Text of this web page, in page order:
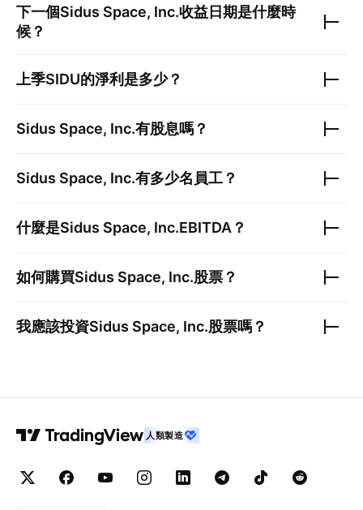
下一個Sidus Space, Inc.收益日期是什麼時
候？
上季SIDU的淨利是多少？
Sidus Space, Inc.有股息嗎？
Sidus Space, Inc.有多少名員工？
什麼是Sidus Space, Inc.EBITDA？
如何購買Sidus Space, Inc.股票？
我應該投資Sidus Space, Inc.股票嗎？
人類製造